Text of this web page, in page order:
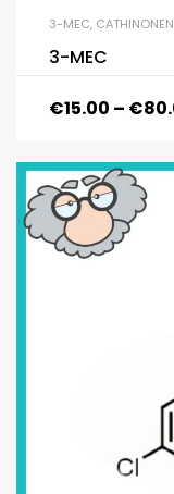
3-MEC, CATHINONEN
3-MEC
€15.00 – €